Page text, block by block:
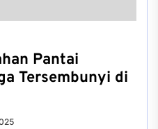
Pantai
Tersembunyi di